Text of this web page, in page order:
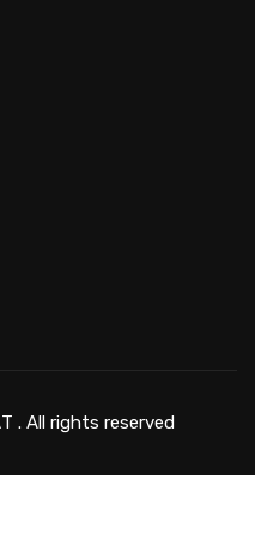
. All rights reserved